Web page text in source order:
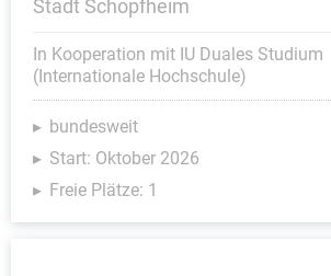
Stadt Schopfheim
In Kooperation mit IU Duales Studium
(Internationale Hochschule)
bundesweit
Start: Oktober 2026
Freie Plätze: 1